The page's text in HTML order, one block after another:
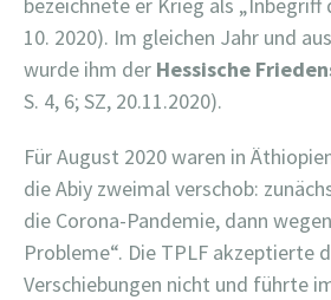
10. 2020). Im gleichen Jahr und
wurde ihm der Hessische
S. 4, 6; SZ, 20.11.2020).
Für August 2020 waren in
die Abiy zweimal verschob:
die Corona-Pandemie, dann
Probleme“. Die TPLF akzeptierte
Verschiebungen nicht und führte